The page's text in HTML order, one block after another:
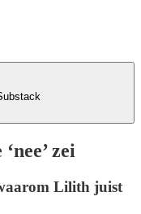
zei
Lilith juist